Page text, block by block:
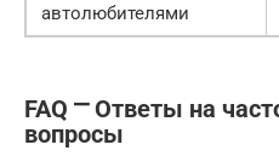
автолюбителями
FAQ ⎻ Ответы на
вопросы